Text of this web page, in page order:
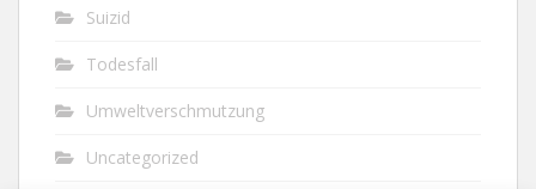
Suizid
Todesfall
Umweltverschmutzung
Uncategorized